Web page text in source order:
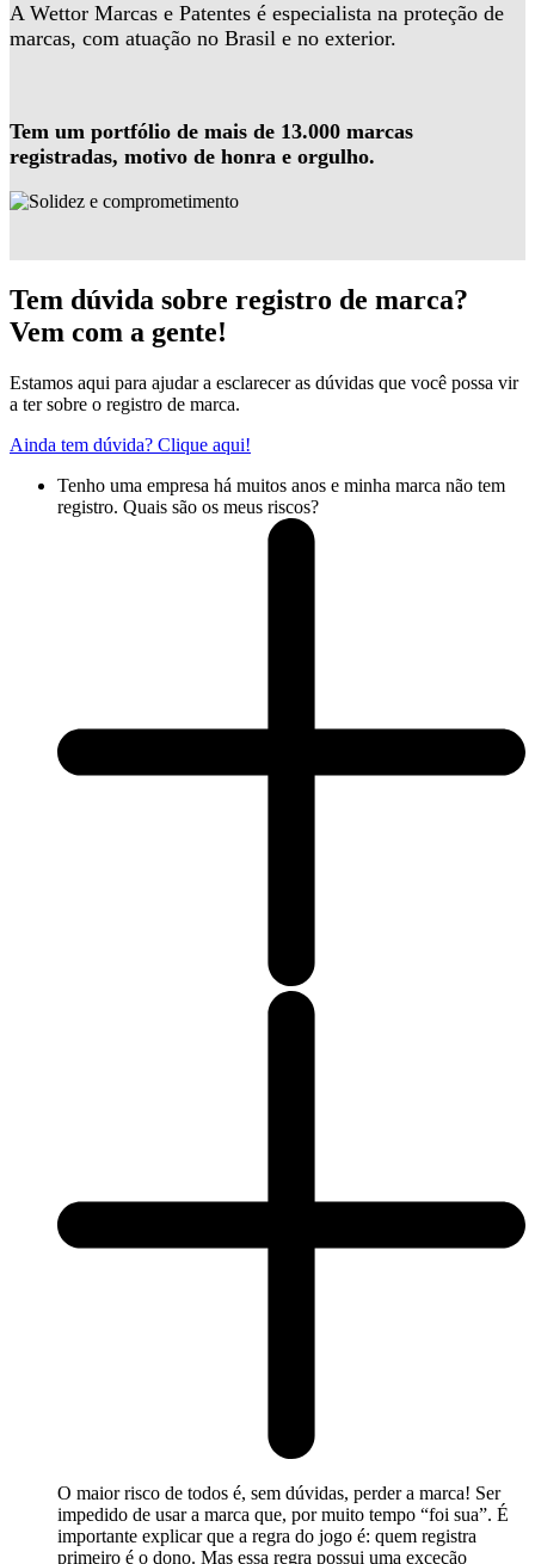
A Wettor Marcas e Patentes é especialista na proteção de
marcas, com atuação no Brasil e no exterior.
Tem um portfólio de mais de 13.000 marcas
registradas, motivo de honra e orgulho.
Tem dúvida sobre registro de marca?
Vem com a gente!
Estamos aqui para ajudar a esclarecer as dúvidas que você possa vir
a ter sobre o registro de marca.
Ainda tem dúvida? Clique aqui!
Tenho uma empresa há muitos anos e minha marca não tem
registro. Quais são os meus riscos?
O maior risco de todos é, sem dúvidas, perder a marca! Ser
impedido de usar a marca que, por muito tempo “foi sua”. É
importante explicar que a regra do jogo é: quem registra
primeiro é o dono. Mas essa regra possui uma exceção